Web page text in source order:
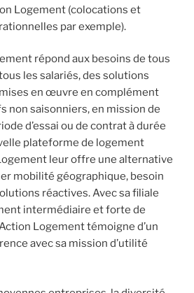
Logement (colocations et
par exemple).
répond aux besoins de tous
les salariés, des solutions
en œuvre en complément
non saisonniers, en mission de
d’essai ou de contrat à durée
plateforme de logement
leur offre une alternative
mobilité géographique, besoin
réactives. Avec sa filiale
intermédiaire et forte de
Logement témoigne d’un
avec sa mission d’utilité